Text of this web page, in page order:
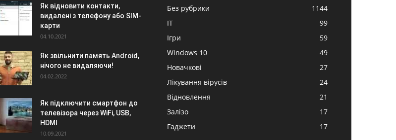
Як відновити контакти,
видалені з телефону або SIM-
карти
04.10.2021
Як звільнити память Android,
нічого не видаляючи!
04.02.2022
Як підключити смартфон до
телевізора через WiFi, USB,
HDMI
10.09.2021
Без рубрики
1144
IT
99
Ігри
59
Windows 10
49
Новачкові
27
Лікування вірусів
24
Відновлення
21
Залізо
17
Гаджети
17